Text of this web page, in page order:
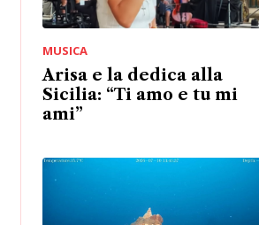
MUSICA
Arisa e la dedica alla
Sicilia: “Ti amo e tu mi
ami”